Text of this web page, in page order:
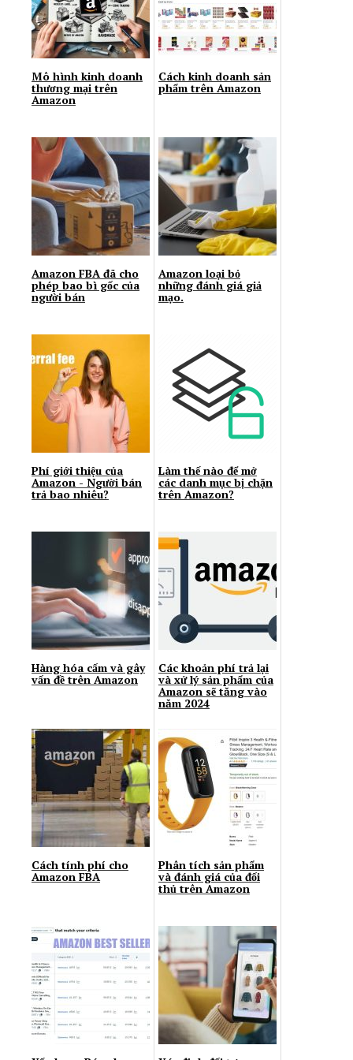
Мô hình kinh doanh
thương mại trên
Amazon
Cách kinh doanh sản
phẩm trên Amazon
Amazon FBA đã cho
phép bao bì gốc của
người bán
Amazon loại bỏ
những đánh giá giả
mạo.
Phí giới thiệu của
Amazon - Người bán
trả bao nhiêu?
Làm thế nào để mở
các danh mục bị chặn
trên Amazon?
Hàng hóa cấm và gây
vấn đề trên Amazon
Các khoản phí trả lại
và xử lý sản phẩm của
Amazon sẽ tăng vào
năm 2024
Cách tính phí cho
Amazon FBA
Phân tích sản phẩm
và đánh giá của đối
thủ trên Amazon